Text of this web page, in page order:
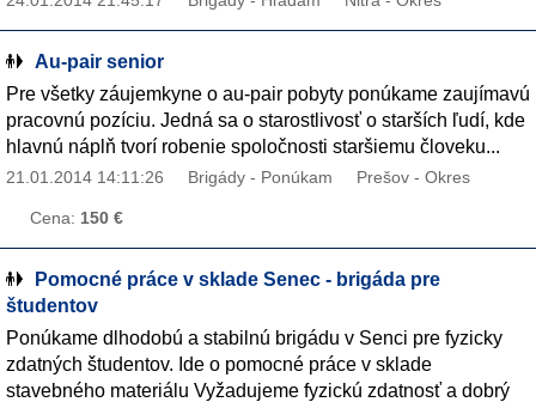
Au-pair senior
Pre všetky záujemkyne o au-pair pobyty ponúkame zaujímavú
pracovnú pozíciu. Jedná sa o starostlivosť o starších ľudí, kde
hlavnú náplň tvorí robenie spoločnosti staršiemu človeku...
21.01.2014 14:11:26 Brigády - Ponúkam Prešov - Okres
Cena: 150 €
Pomocné práce v sklade Senec - brigáda pre
študentov
Ponúkame dlhodobú a stabilnú brigádu v Senci pre fyzicky
zdatných študentov. Ide o pomocné práce v sklade
stavebného materiálu Vyžadujeme fyzickú zdatnosť a dobrý